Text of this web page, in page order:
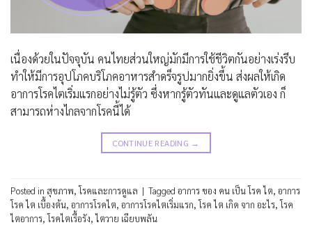
เนื่องด้วยในปัจจุบัน คนไทยส่วนใหญ่มักมีการใช้ชีวิตกันอย่างเร่งรีบ
ทำให้มีการอุปโภคบริโภคอาหารสำดร็จรูปมากยิ่งขึ้น ส่งผลให้เกิด
อาการโรคไตเริ่มแรกอย่างไม่รู้ตัว ซึ่งหากรู้ตัวทันและดูแลตัวเอง ก็
สามารถห่างไกลจากโรคนี้ได้
CONTINUE READING →
Posted in สุขภาพ,โรคและการดูแล | Tagged อาการ ของ คน เป็น โรค ไต, อาการ
โรค ไต เบื้องต้น, อาการโรคไต, อาการโรคไตเริ่มแรก,โรค ไต เกิด จาก อะไร,โรค
ไตอาการ,โรคไตเรื้อรัง, ไตวาย เฉียบพลัน